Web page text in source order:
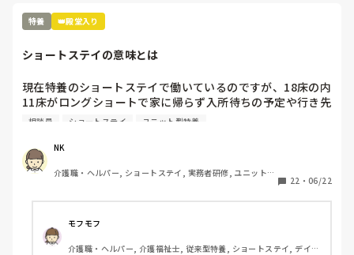
すると「あなたはなんでもやっちゃう悪い職員だから部署移
動しなさい」「あなたが優しくしちゃうから周りがやりにく
い！自分だけいい顔しないで」と上司や同僚から注意を受け
ます。
そして最近は仕事ができない人と言われています。
これって私が悪いんでしょうか？まともな施設じゃないです
特養 👑殿堂入り
ショートステイの意味とは
現在特養のショートステイで働いているのですが、18床の内
11床がロングショートで家に帰らず入所待ちの予定や行き先
が決まっていない方で埋まっている状態なんですが他の施設
また、相談員が断ることが出来ないのか分かりませんがロン
グショートや緊急ショート(病院で帰宅願望が酷く退院や自
宅で転倒し動けないまたは帯状疱疹で動けないとの理由)、
他の施設でたくさん断られた方(介護拒否、不眠等)ばかりを
契約していて常にフロアが大騒ぎ状態なんですが他の施設も
そんな感じでしょうか？
長文で申し訳ありませんが少しでも回答お待ちしてます。
相談員 ショートステイ ユニット型特養
NK
介護職・ヘルパー, ショートステイ, 実務者研修, ユニット型
22 ・ 06/22
モフモフ
介護職・ヘルパー, 介護福祉士, 従来型特養, ショートステイ, デイサ